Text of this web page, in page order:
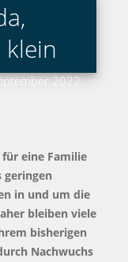
2022
eine Familie
in und um die
bleiben viele
bisherigen
Nachwuchs